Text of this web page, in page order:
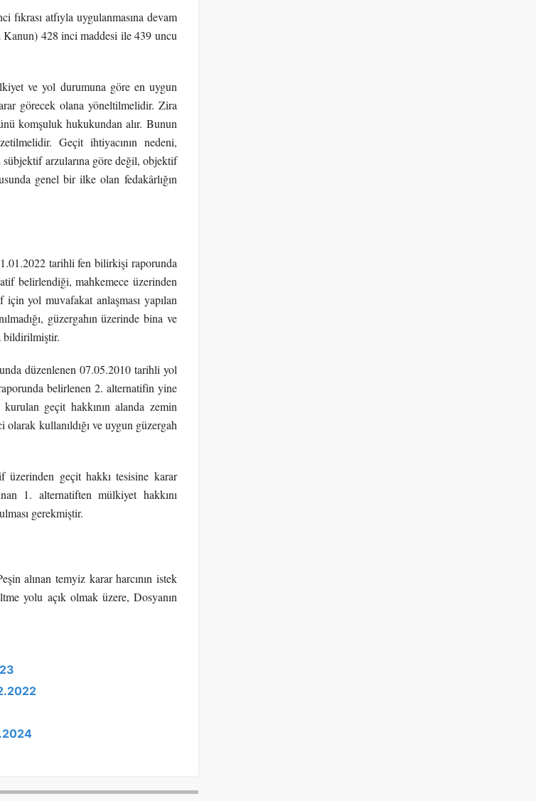
atfıyla uygulanmasına devam
Kanun) 428 inci maddesi ile 439 uncu
ve yol durumuna göre en uygun
görecek olana yöneltilmelidir. Zira
komşuluk hukukundan alır. Bunun
Geçit ihtiyacının nedeni,
sübjektif arzularına göre değil, objektif
genel bir ilke olan fedakârlığın
tarihli fen bilirkişi raporunda
belirlendiği, mahkemece üzerinden
için yol muvafakat anlaşması yapılan
güzergahın üzerinde bina ve
bildirilmiştir.
düzenlenen 07.05.2010 tarihli yol
belirlenen 2. alternatifin yine
geçit hakkının alanda zemin
olarak kullanıldığı ve uygun güzergah
geçit hakkı tesisine karar
1. alternatiften mülkiyet hakkını
gerekmiştir.
alınan temyiz karar harcının istek
yolu açık olmak üzere, Dosyanın